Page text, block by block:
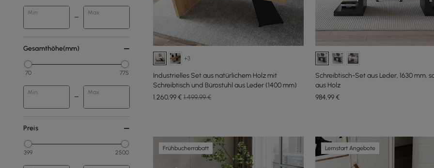
Min Max
Gesamthöhe(mm)
70 775
Min Max
Preis
399 2500
+3
Industrielles Set aus natürlichem Holz mit
Schreibtisch und Bürostuhl aus Leder (1400 mm)
1.260,99€ 1.499,99 €
Schreibtisch-Set aus Leder, 1630 mm,
aus Holz
984,99€
Frühbucherrabatt Lernstart Angebote